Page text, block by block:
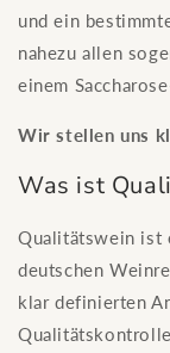
und ein
nahezu allen
einem
Wir stellen uns
Was ist
Qualitätswein ist
deutschen
klar definierten